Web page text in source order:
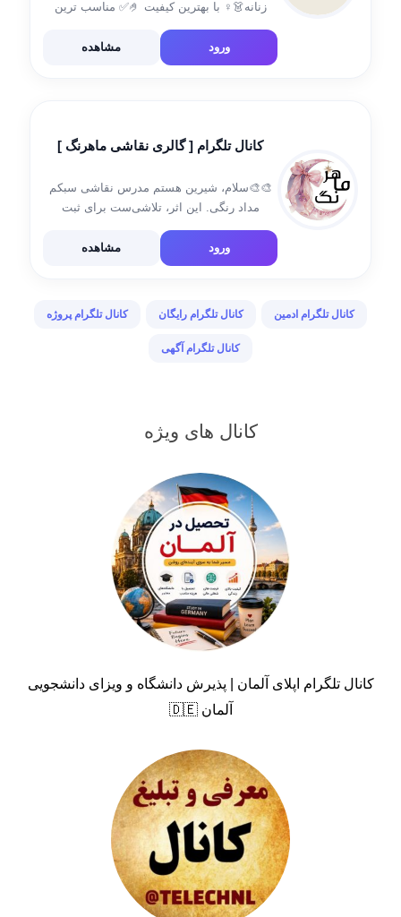
زنانه👗♀️ با بهترین کیفیت 🤌✅ مناسب ترین
✅ارتباط با ادمین👇 @Admen_top_shop_ko
ورود مشاهده
کانال تلگرام [ گالری نقاشی ماهرنگ ]
🎨🎨سلام، شیرین هستم مدرس نقاشی سبکم
مداد رنگی. این اثر، تلاشی‌ست برای ثبت
ارتباط برقرار کنید. ارتباط با ادمین 👇🏻
@shirin_sha2220
ورود مشاهده
کانال تلگرام ادمین کانال تلگرام رایگان کانال تلگرام پروژه
کانال تلگرام آگهی
کانال های ویژه
کانال تلگرام اپلای آلمان | پذیرش دانشگاه و ویزای دانشجویی
آلمان 🇩🇪